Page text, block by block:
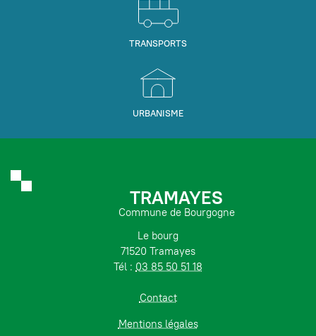
TRANSPORTS
URBANISME
TRAMAYES
Commune de Bourgogne
Le bourg
71520 Tramayes
Tél : 03 85 50 51 18
Contact
Mentions légales